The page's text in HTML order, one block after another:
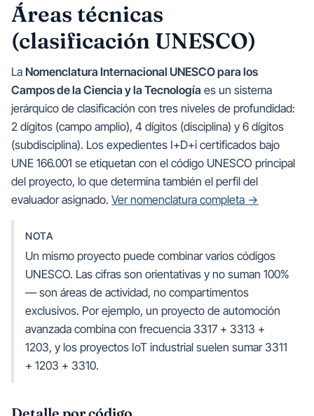
Áreas técnicas
(clasificación UNESCO)
La Nomenclatura Internacional UNESCO para los
Campos de la Ciencia y la Tecnología es un sistema
jerárquico de clasificación con tres niveles de profundidad:
2 dígitos (campo amplio), 4 dígitos (disciplina) y 6 dígitos
(subdisciplina). Los expedientes I+D+i certificados bajo
UNE 166.001 se etiquetan con el código UNESCO principal
del proyecto, lo que determina también el perfil del
evaluador asignado. Ver nomenclatura completa →
NOTA
Un mismo proyecto puede combinar varios códigos
UNESCO. Las cifras son orientativas y no suman 100%
— son áreas de actividad, no compartimentos
exclusivos. Por ejemplo, un proyecto de automoción
avanzada combina con frecuencia 3317 + 3313 +
1203, y los proyectos IoT industrial suelen sumar 3311
+ 1203 + 3310.